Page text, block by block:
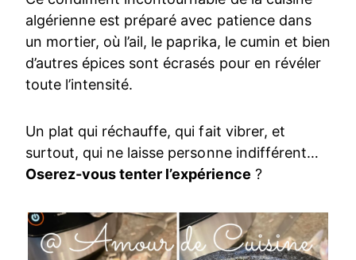
algérienne est préparé avec patience dans
un mortier, où l’ail, le paprika, le cumin et bien
d’autres épices sont écrasés pour en révéler
toute l’intensité.
Un plat qui réchauffe, qui fait vibrer, et
surtout, qui ne laisse personne indifférent…
Oserez-vous tenter l’expérience ?